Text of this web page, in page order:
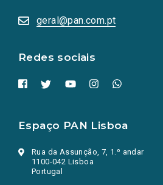
geral@pan.com.pt
Redes sociais
numa
nova
Espaço PAN Lisboa
Rua da Assunção, 7, 1.º andar
1100-042 Lisboa
Portugal